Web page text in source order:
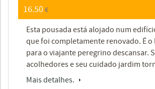
16.50€
Esta pousada está alojado num
que foi completamente renovado. É
para o viajante peregrino descansar.
acolhedores e seu cuidado jardim
Mais detalhes.